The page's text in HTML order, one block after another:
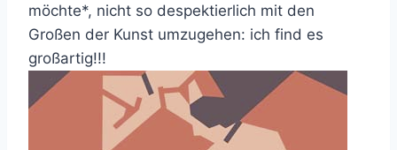
möchte*, nicht so despektierlich mit den
Großen der Kunst umzugehen: ich find es
großartig!!!